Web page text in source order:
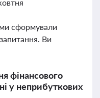
ми сформували
Ви
фінансового
у неприбуткових